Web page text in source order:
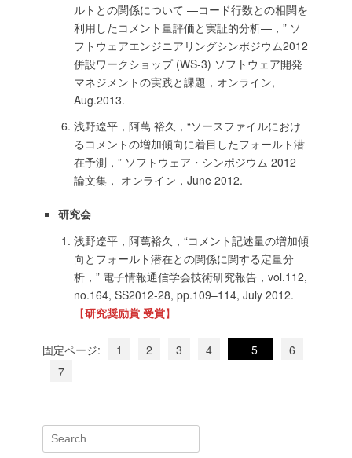
ルトとの関係について —コード行数との相関を
利用したコメント量評価と実証的分析—，” ソ
フトウェアエンジニアリングシンポジウム2012
併設ワークショップ (WS-3) ソフトウェア開発
マネジメントの実践と課題，オンライン,
Aug.2013.
浅野遼平，阿萬 裕久，“ソースファイルにおけ
るコメントの増加傾向に着目したフォールト潜
在予測，” ソフトウェア・シンポジウム 2012
論文集， オンライン，June 2012.
研究会
浅野遼平，阿萬裕久，“コメント記述量の増加傾
向とフォールト潜在との関係に関する定量分
析，” 電子情報通信学会技術研究報告，vol.112,
no.164, SS2012-28, pp.109–114, July 2012.
【研究奨励賞 受賞】
固定ページ: 1 2 3 4 5
6
7
検
索: